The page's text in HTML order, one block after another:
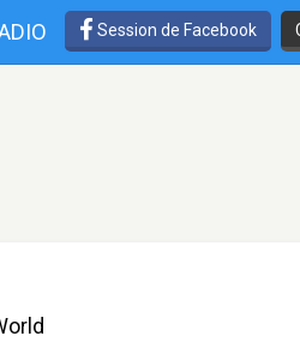
Session de Facebook